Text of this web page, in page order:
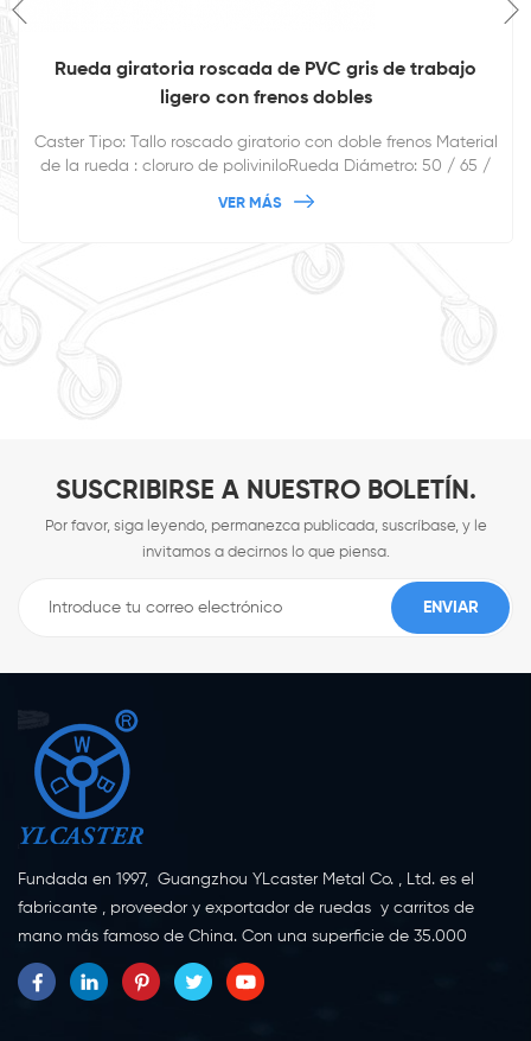
Rueda giratoria roscada de PVC gris de trabajo
ligero con frenos dobles
Caster Tipo: Tallo roscado giratorio con doble frenos Material
de la rueda : cloruro de poliviniloRueda Diámetro: 50 / 65 /
75 / 100 / 125mm
VER MÁS
SUSCRIBIRSE A NUESTRO BOLETÍN.
Por favor, siga leyendo, permanezca publicada, suscríbase, y le
invitamos a decirnos lo que piensa.
Fundada en 1997, Guangzhou YLcaster Metal Co. , Ltd. es el
fabricante , proveedor y exportador de ruedas y carritos de
mano más famoso de China. Con una superficie de 35.000
metros cuadrados, ubicada en la ciudad de Yangjiang,
provincia de Guangdong, con más de 20 expertos y unos 150